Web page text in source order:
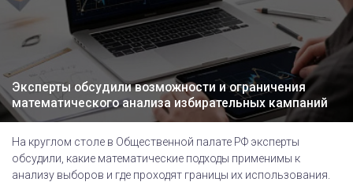
Эксперты обсудили возможности и ограничения
математического анализа избирательных кампаний
На круглом столе в Общественной палате РФ эксперты
обсудили, какие математические подходы применимы к
анализу выборов и где проходят границы их использования.